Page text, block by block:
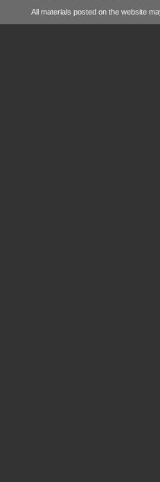
All materials posted on the website